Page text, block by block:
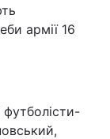
армії 16
футболісти-